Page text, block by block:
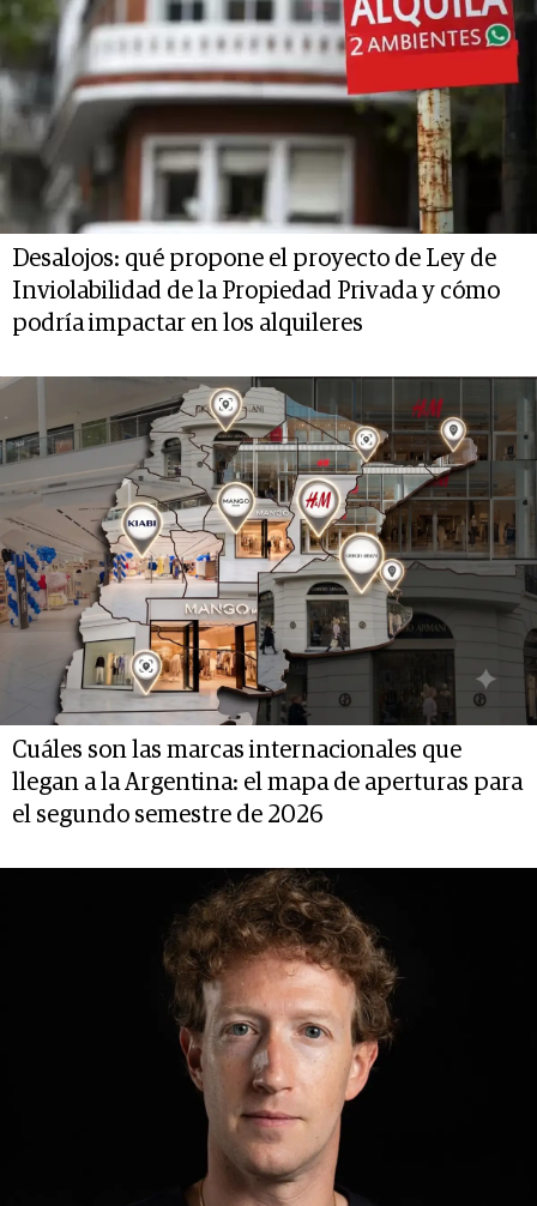
Desalojos: qué propone el proyecto de Ley de
Inviolabilidad de la Propiedad Privada y cómo
podría impactar en los alquileres
Cuáles son las marcas internacionales que
llegan a la Argentina: el mapa de aperturas para
el segundo semestre de 2026